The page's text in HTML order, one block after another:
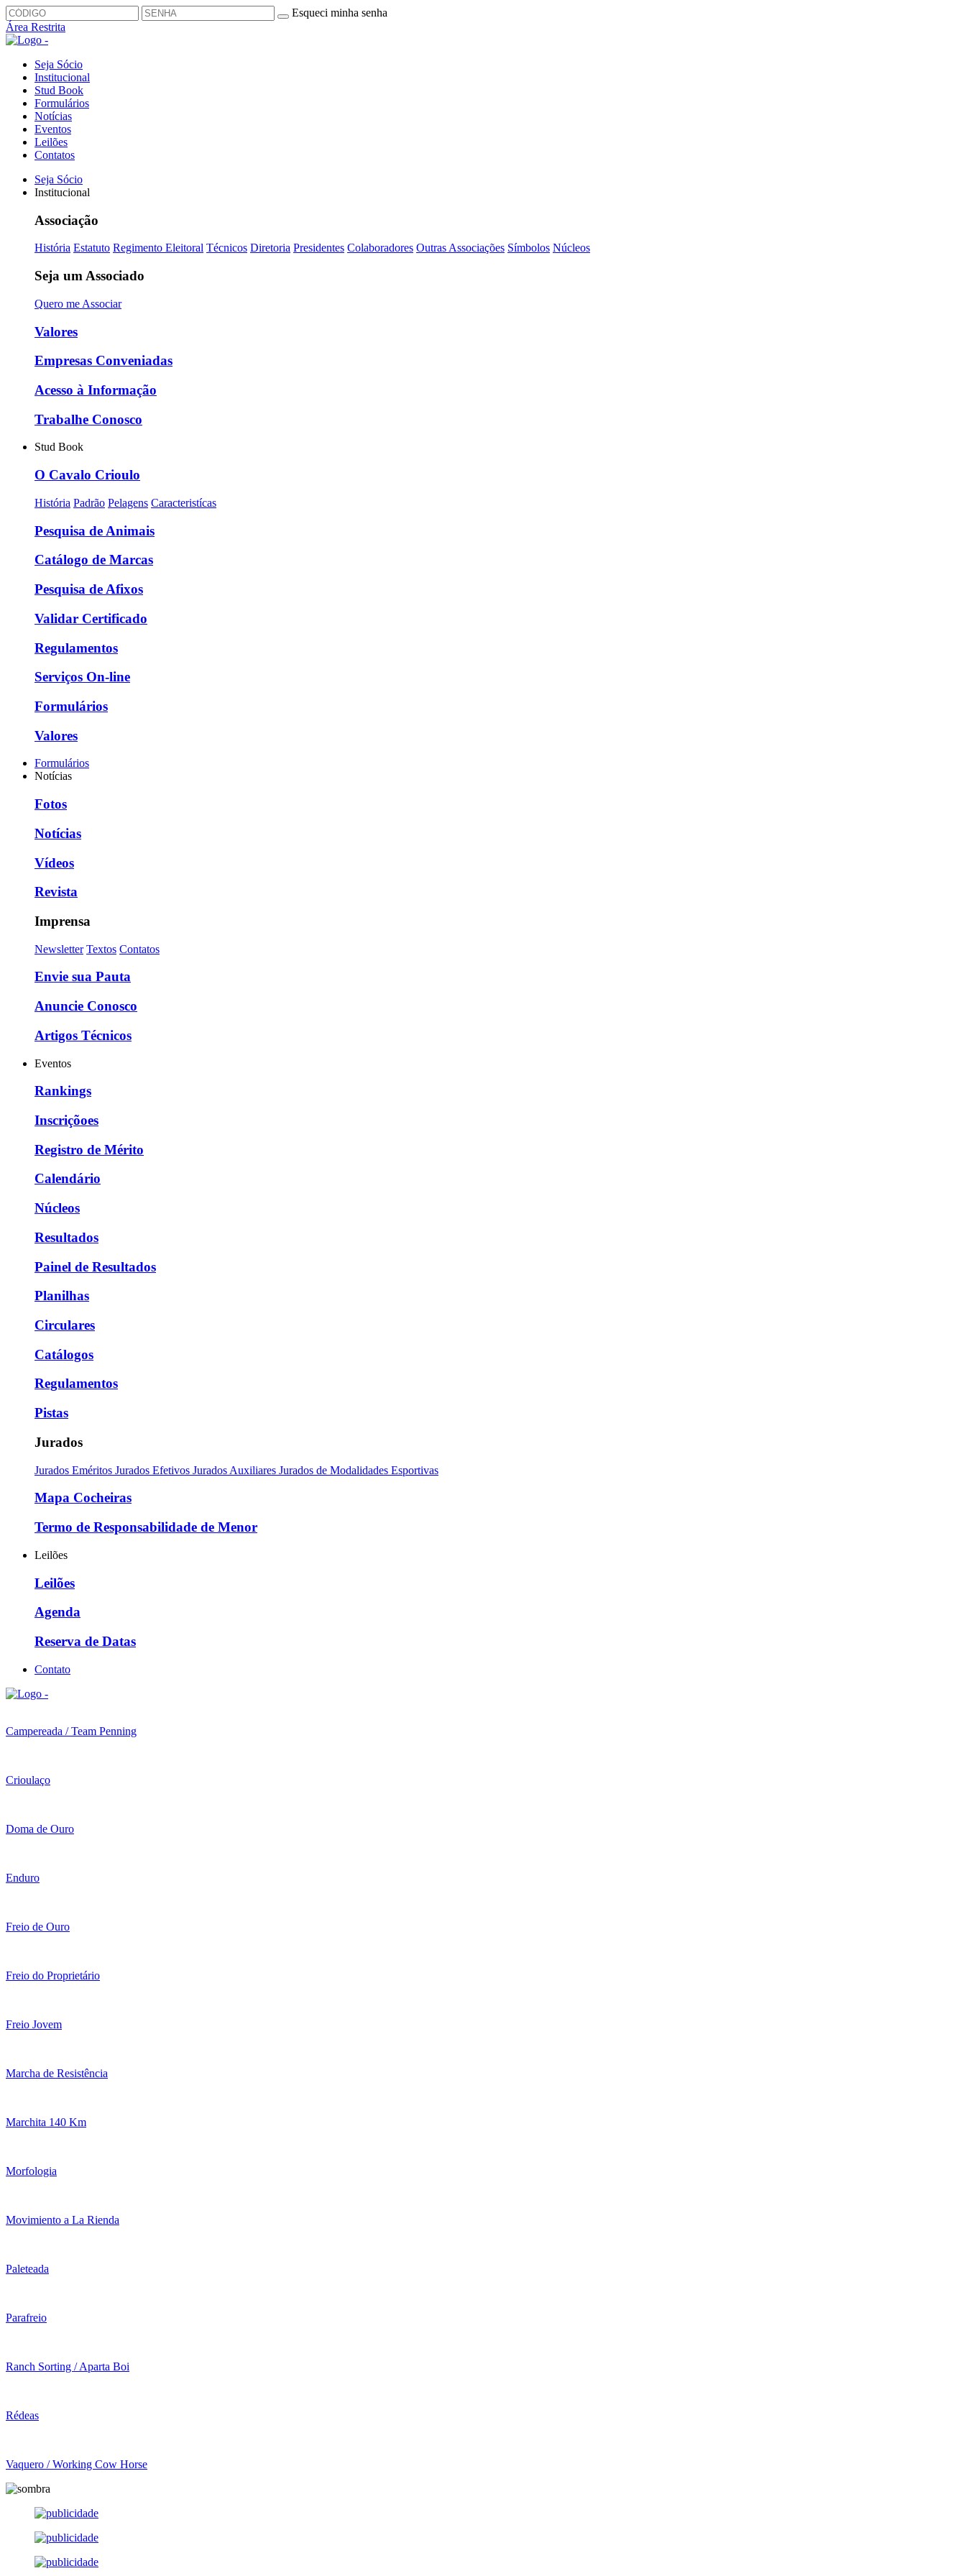
Esqueci minha senha
Área Restrita
Seja Sócio
Institucional
Stud Book
Formulários
Notícias
Eventos
Leilões
Contatos
Seja Sócio
Institucional
Associação
História Estatuto Regimento Eleitoral Técnicos Diretoria Presidentes Colaboradores Outras Associações Símbolos Núcleos
Seja um Associado
Quero me Associar
Valores
Empresas Conveniadas
Acesso à Informação
Trabalhe Conosco
Stud Book
O Cavalo Crioulo
História Padrão Pelagens Caracteristícas
Pesquisa de Animais
Catálogo de Marcas
Pesquisa de Afixos
Validar Certificado
Regulamentos
Serviços On-line
Formulários
Valores
Formulários
Notícias
Fotos
Notícias
Vídeos
Revista
Imprensa
Newsletter Textos Contatos
Envie sua Pauta
Anuncie Conosco
Artigos Técnicos
Eventos
Rankings
Inscriçõoes
Registro de Mérito
Calendário
Núcleos
Resultados
Painel de Resultados
Planilhas
Circulares
Catálogos
Regulamentos
Pistas
Jurados
Jurados Eméritos Jurados Efetivos Jurados Auxiliares Jurados de Modalidades Esportivas
Mapa Cocheiras
Termo de Responsabilidade de Menor
Leilões
Leilões
Agenda
Reserva de Datas
Contato
Campereada / Team Penning
Crioulaço
Doma de Ouro
Enduro
Freio de Ouro
Freio do Proprietário
Freio Jovem
Marcha de Resistência
Marchita 140 Km
Morfologia
Movimiento a La Rienda
Paleteada
Parafreio
Ranch Sorting / Aparta Boi
Rédeas
Vaquero / Working Cow Horse